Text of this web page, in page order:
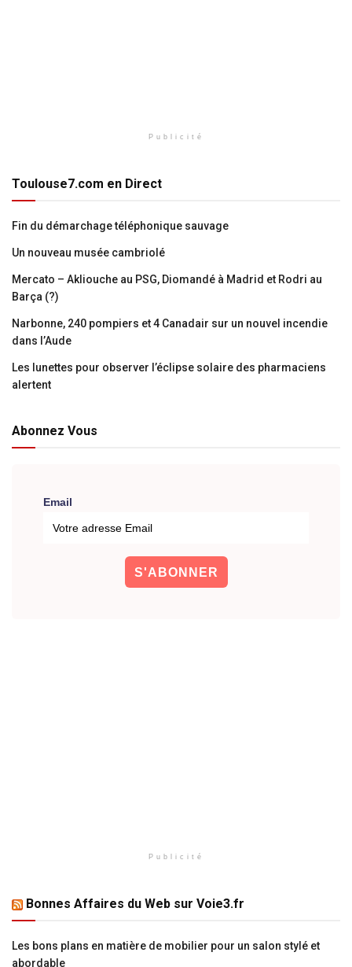
Publicité
Toulouse7.com en Direct
Fin du démarchage téléphonique sauvage
Un nouveau musée cambriolé
Mercato – Akliouche au PSG, Diomandé à Madrid et Rodri au
Barça (?)
Narbonne, 240 pompiers et 4 Canadair sur un nouvel incendie
dans l’Aude
Les lunettes pour observer l’éclipse solaire des pharmaciens
alertent
Abonnez Vous
Email
Publicité
Bonnes Affaires du Web sur Voie3.fr
Les bons plans en matière de mobilier pour un salon stylé et
abordable